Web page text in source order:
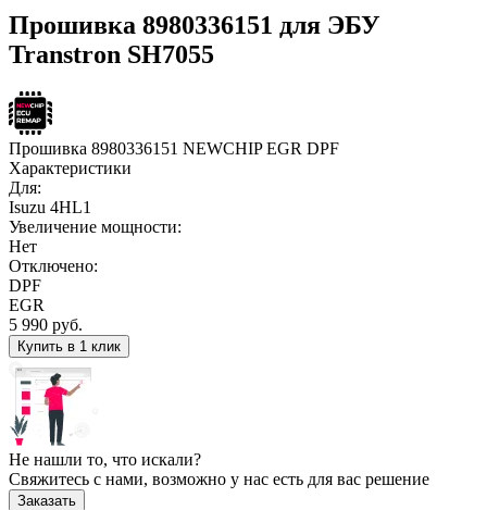
Прошивка 8980336151 для ЭБУ
Transtron SH7055
Прошивка 8980336151 NEWCHIP EGR DPF
Характеристики
Для:
Isuzu 4HL1
Увеличение мощности:
Нет
Отключено:
DPF
EGR
5 990 руб.
Купить в 1 клик
Не нашли то, что искали?
Свяжитесь с нами, возможно у нас есть для вас решение
Заказать